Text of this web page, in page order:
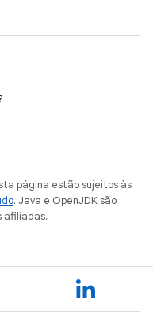
página estão sujeitos às
. Java e OpenJDK são
afiliadas.